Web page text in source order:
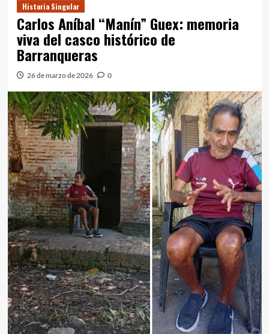
Historia Singular
Carlos Aníbal “Manín” Guex: memoria
viva del casco histórico de
Barranqueras
26 de marzo de 2026 0